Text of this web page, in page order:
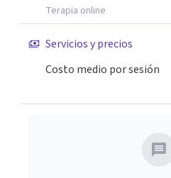
Terapia online
Servicios y precios
Costo medio por sesión